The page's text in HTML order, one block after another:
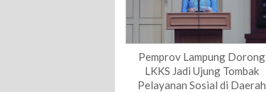
Pemprov Lampung Dorong
LKKS Jadi Ujung Tombak
Pelayanan Sosial di Daerah